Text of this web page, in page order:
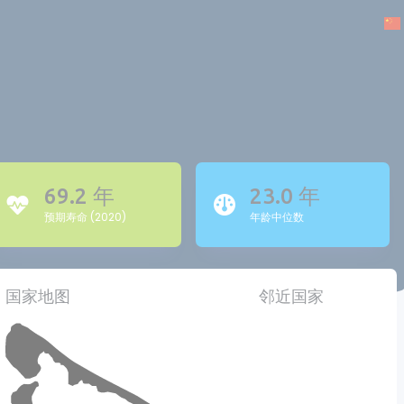
69.2 年
预期寿命 (2020)
23.0 年
年龄中位数
国家地图 邻近国家